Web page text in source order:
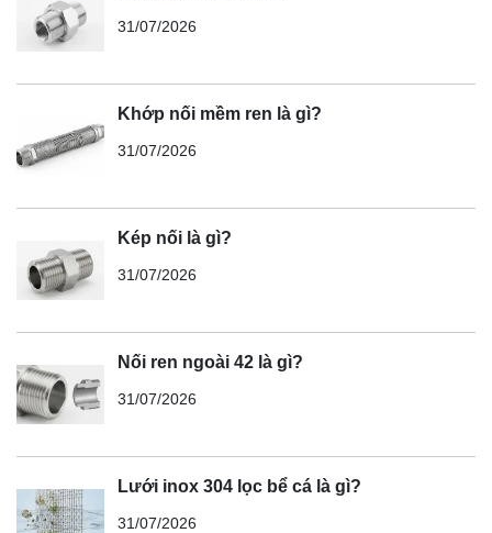
31/07/2026
Khớp nối mềm ren là gì?
31/07/2026
Kép nối là gì?
31/07/2026
Nối ren ngoài 42 là gì?
31/07/2026
Lưới inox 304 lọc bể cá là gì?
31/07/2026